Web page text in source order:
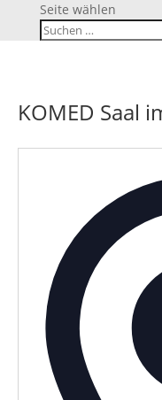
Seite wählen
KOMED Saal